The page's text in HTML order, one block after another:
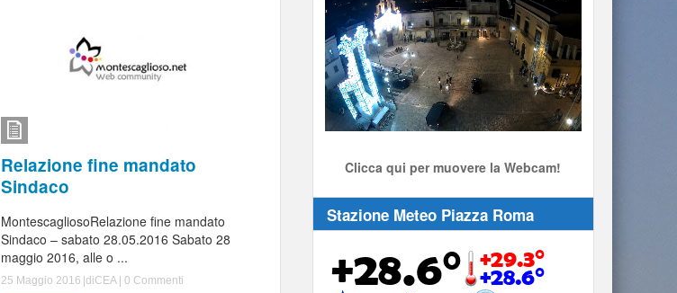
Relazione fine mandato
Sindaco
MontescagliosoRelazione fine mandato
Sindaco – sabato 28.05.2016 Sabato 28
maggio 2016, alle o ...
25 Maggio 2016 |diCEA | 0 Commenti
UnmuteStream
Clicca qui per muovere la Webcam!
Stazione Meteo Piazza Roma